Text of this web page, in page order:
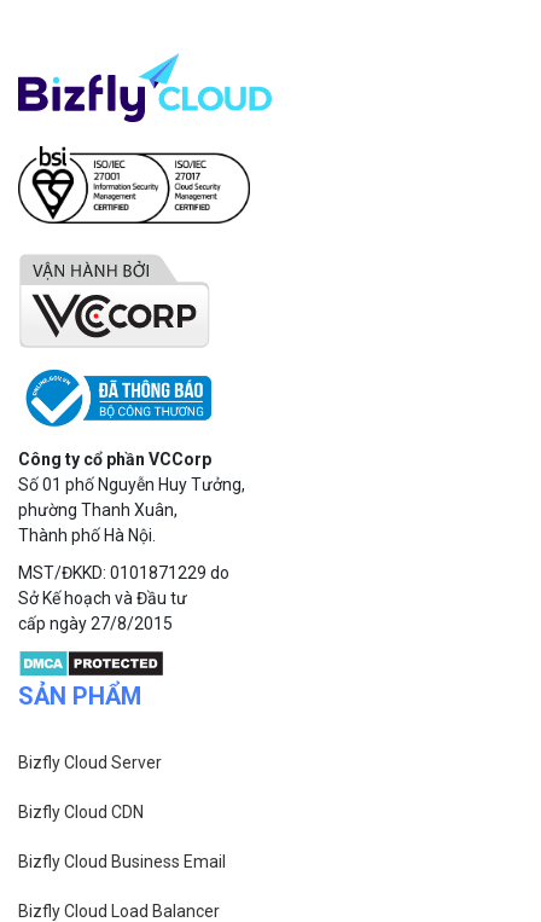
Công ty cổ phần VCCorp
Số 01 phố Nguyễn Huy Tưởng,
phường Thanh Xuân,
Thành phố Hà Nội.
MST/ĐKKD: 0101871229 do
Sở Kế hoạch và Đầu tư
cấp ngày 27/8/2015
SẢN PHẨM
Bizfly Cloud Server
Bizfly Cloud CDN
Bizfly Cloud Business Email
Bizfly Cloud Load Balancer